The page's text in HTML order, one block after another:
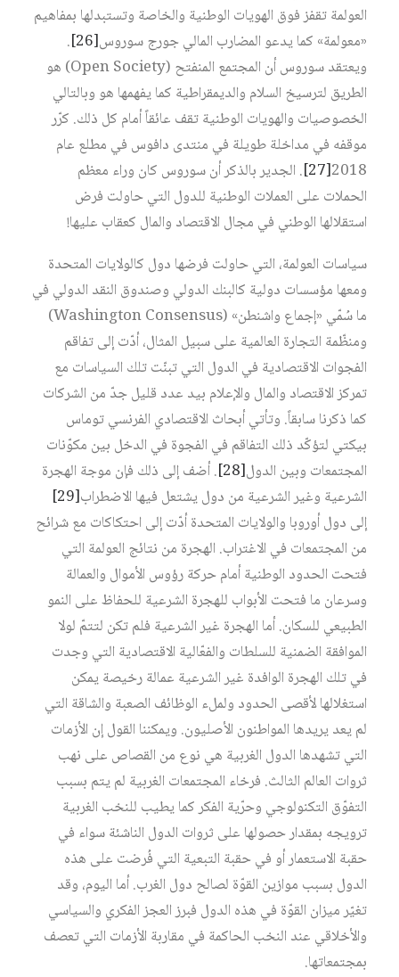
العولمة تقفز فوق الهويات الوطنية والخاصة وتستبدلها بمفاهيم
«معولمة» كما يدعو المضارب المالي جورج سوروس‏[26]
.
ويعتقد سوروس أن المجتمع المنفتح (Open Society) هو
الطريق لترسيخ السلام والديمقراطية كما يفهمها هو وبالتالي
الخصوصيات والهويات الوطنية تقف عائقاً أمام كل ذلك. كرّر
موقفه في مداخلة طويلة في منتدى دافوس في مطلع عام
2018‏
[27]
. الجدير بالذكر أن سوروس كان وراء معظم
الحملات على العملات الوطنية للدول التي حاولت فرض
استقلالها الوطني في مجال الاقتصاد والمال كعقاب عليها!
سياسات العولمة، التي حاولت فرضها دول كالولايات المتحدة
ومعها مؤسسات دولية كالبنك الدولي وصندوق النقد الدولي في
ما سُمّي «إجماع واشنطن» (Washington Consensus)
ومنظّمة التجارة العالمية على سبيل المثال، أدّت إلى تفاقم
الفجوات الاقتصادية في الدول التي تبنّت تلك السياسات مع
تمركز الاقتصاد والمال والإعلام بيد عدد قليل جدّ من الشركات
كما ذكرنا سابقاً. وتأتي أبحاث الاقتصادي الفرنسي توماس
بيكتي لتؤكّد ذلك التفاقم في الفجوة في الدخل بين مكوّنات
المجتمعات وبين الدول‏[28]
. أضف إلى ذلك فإن موجة الهجرة
الشرعية وغير الشرعية من دول يشتعل فيها الاضطراب‏[29]
إلى دول أوروبا والولايات المتحدة أدّت إلى احتكاكات مع شرائح
من المجتمعات في الاغتراب. الهجرة من نتائج العولمة التي
فتحت الحدود الوطنية أمام حركة رؤوس الأموال والعمالة
وسرعان ما فتحت الأبواب للهجرة الشرعية للحفاظ على النمو
الطبيعي للسكان. أما الهجرة غير الشرعية فلم تكن لتتمّ لولا
الموافقة الضمنية للسلطات والفعّالية الاقتصادية التي وجدت
في تلك الهجرة الوافدة غير الشرعية عمالة رخيصة يمكن
استغلالها لأقصى الحدود ولملء الوظائف الصعبة والشاقة التي
لم يعد يريدها المواطنون الأصليون. ويمكننا القول إن الأزمات
التي تشهدها الدول الغربية هي نوع من القصاص على نهب
ثروات العالم الثالث. فرخاء المجتمعات الغربية لم يتم بسبب
التفوّق التكنولوجي وحرّية الفكر كما يطيب للنخب الغربية
ترويجه بمقدار حصولها على ثروات الدول الناشئة سواء في
حقبة الاستعمار أو في حقبة التبعية التي فُرضت على هذه
الدول بسبب موازين القوّة لصالح دول الغرب. أما اليوم، وقد
تغيّر ميزان القوّة في هذه الدول فبرز العجز الفكري والسياسي
والأخلاقي عند النخب الحاكمة في مقاربة الأزمات التي تعصف
بمجتمعاتها.